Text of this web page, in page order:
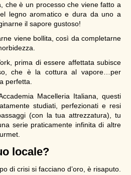
che è un processo che viene fatto a
legno aromatico e dura da uno a
il sapore gustoso!
viene bollita, così da completarne
prima di essere affettata subisce
che è la cottura al vapore…per
perfetta.
Macelleria Italiana, questi
studiati, perfezionati e resi
(con la tua attrezzatura), tu
serie praticamente infinita di altre
locale?
di crisi si facciano d’oro, è risaputo.